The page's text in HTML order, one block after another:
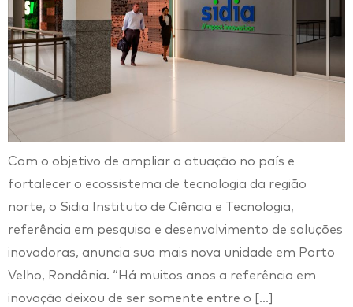
Com o objetivo de ampliar a atuação no país e
fortalecer o ecossistema de tecnologia da região
norte, o Sidia Instituto de Ciência e Tecnologia,
referência em pesquisa e desenvolvimento de soluções
inovadoras, anuncia sua mais nova unidade em Porto
Velho, Rondônia. “Há muitos anos a referência em
inovação deixou de ser somente entre o […]